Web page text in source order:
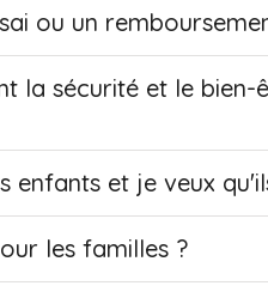
ou un
la sécurité et le
enfants et je veux
les familles ?